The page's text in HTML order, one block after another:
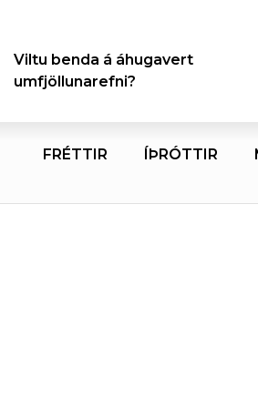
Viltu benda á áhugavert
umfjöllunarefni?
FRÉTTIR ÍÞRÓTTIR